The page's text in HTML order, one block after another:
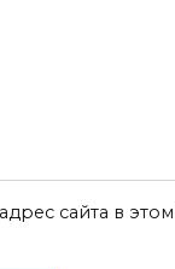
сайта в